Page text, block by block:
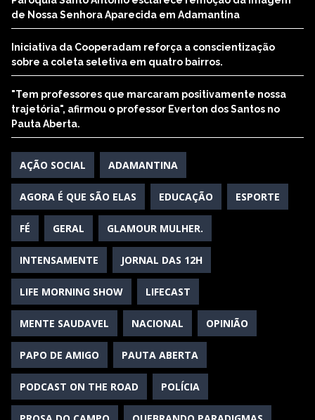
de Nossa Senhora Aparecida em Adamantina
Iniciativa da Cooperadam reforça a conscientização
sobre a coleta seletiva em quatro bairros.
"Tem professores que marcaram positivamente nossa
trajetória", afirmou o professor Everton dos Santos no
Pauta Aberta.
AÇÃO SOCIAL ADAMANTINA
AGORA É QUE SÃO ELAS EDUCAÇÃO ESPORTE
FÉ GERAL GLAMOUR MULHER.
INTENSAMENTE JORNAL DAS 12H
LIFE MORNING SHOW LIFECAST
MENTE SAUDAVEL NACIONAL OPINIÃO
PAPO DE AMIGO PAUTA ABERTA
PODCAST ON THE ROAD POLÍCIA